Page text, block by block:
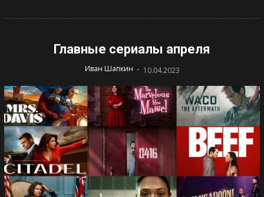
Главные сериалы апреля
Иван Шапкин - 10.04.2023